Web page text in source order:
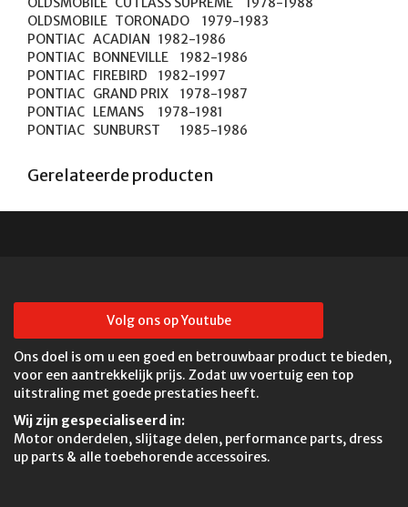
OLDSMOBILE	TORONADO	1979-1983
PONTIAC	ACADIAN	1982-1986
PONTIAC	BONNEVILLE	1982-1986
PONTIAC	FIREBIRD	1982-1997
PONTIAC	GRAND PRIX	1978-1987
PONTIAC	LEMANS	1978-1981
PONTIAC	SUNBURST	1985-1986
Gerelateerde producten
Volg ons op Youtube
Ons doel is om u een goed en betrouwbaar product te bieden,
voor een aantrekkelijk prijs. Zodat uw voertuig een top
uitstraling met goede prestaties heeft.
Wij zijn gespecialiseerd in:
Motor onderdelen, slijtage delen, performance parts, dress
up parts & alle toebehorende accessoires.